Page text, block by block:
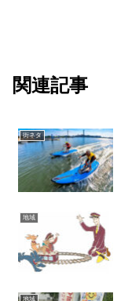
関連記事
街ネタ
地域
地域